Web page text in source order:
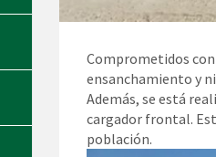
Comprometidos con
ensanchamiento y
Además, se está
cargador frontal.
población.